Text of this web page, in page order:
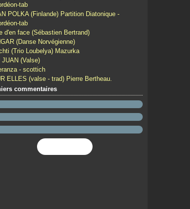
tab
POLKA (Finlande) Partition Diatonique -
tab
d'en face (Sébastien Bertrand)
(Danse Norvégienne)
(Trio Loubelya) Mazurka
JUAN (Valse)
- scottich
ELLES (valse - trad) Pierre Bertheau.
commentaires